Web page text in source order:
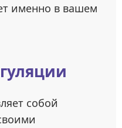
именно в вашем
собой